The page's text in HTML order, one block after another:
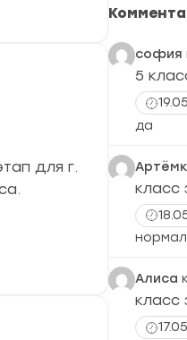
для г.
софия
5
да
класс
Алиса
класс